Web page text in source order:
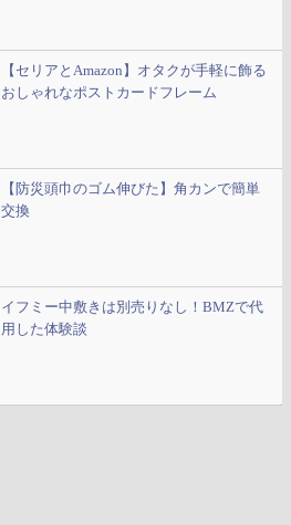
【セリアとAmazon】オタクが手軽に飾る
おしゃれなポストカードフレーム
【防災頭巾のゴム伸びた】角カンで簡単
交換
イフミー中敷きは別売りなし！BMZで代
用した体験談